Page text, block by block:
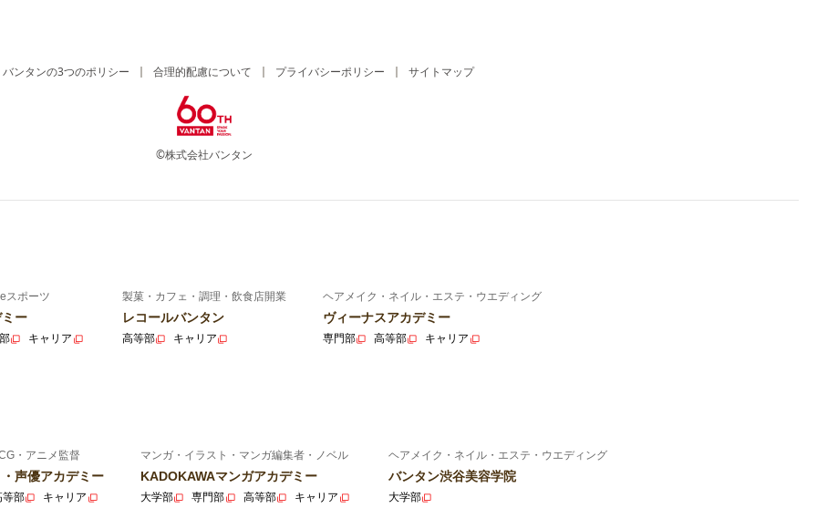
バンタンの3つのポリシー 合理的配慮について プライバシーポリシー サイトマップ
©株式会社バンタン
スポーツ
ー
キャリア
製菓・カフェ・調理・飲食店開業
レコールバンタン
高等部 キャリア
ヘアメイク・ネイル・エステ・ウエディング
ヴィーナスアカデミー
専門部 高等部 キャリア
・アニメ監督
声優アカデミー
等部 キャリア
マンガ・イラスト・マンガ編集者・ノベル
KADOKAWAマンガアカデミー
大学部 専門部 高等部 キャリア
ヘアメイク・ネイル・エステ・ウエディング
バンタン渋谷美容学院
大学部